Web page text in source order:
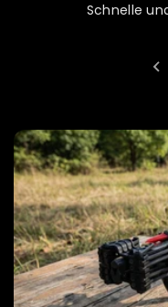
Schnelle